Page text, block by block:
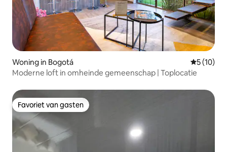
Woning in Bogotá
5 (10)
Moderne loft in omheinde gemeenschap | Toplocatie
Favoriet van gasten
Favoriet van gasten